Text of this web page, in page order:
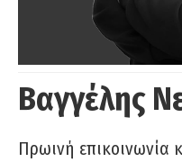
Βαγγέλης
Πρωινή επικοινωνία